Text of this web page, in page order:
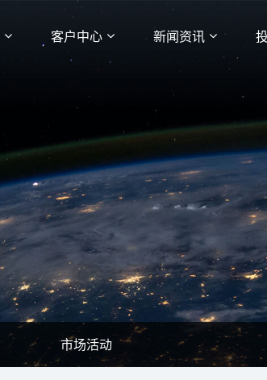
客户中心 新闻资讯
市场活动